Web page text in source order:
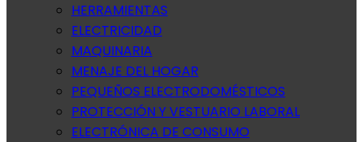
HERRAMIENTAS
ELECTRICIDAD
MAQUINARIA
MENAJE DEL HOGAR
PEQUEÑOS ELECTRODOMÉSTICOS
PROTECCIÓN Y VESTUARIO LABORAL
ELECTRÓNICA DE CONSUMO